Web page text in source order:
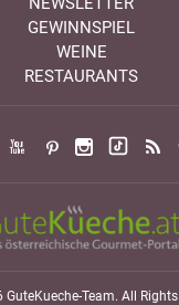
GEWINNSPIEL
WEINE
RESTAURANTS
Team. All Rights